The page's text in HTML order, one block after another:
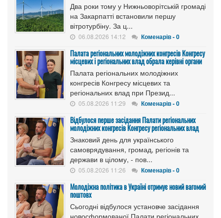
Два роки тому у Нижньоворітській громаді
на Закарпатті встановили першу
вітротурбіну. За ц...
06.08.2026 14:12 Коменарів - 0
Палата регіональних молодіжних конгресів Конгресу
місцевих і регіональних влад обрала керівні органи
Палата регіональних молодіжних
конгресів Конгресу місцевих та
регіональних влад при Презид...
05.08.2026 11:29 Коменарів - 0
Відбулося перше засідання Палати регіональних
молодіжних конгресів Конгресу регіональних влад
Знаковий день для українського
самоврядування, громад, регіонів та
держави в цілому, - пов...
05.08.2026 11:26 Коменарів - 0
Молодіжна політика в Україні отримує новий вагомий
поштовх
Сьогодні відбулося установче засідання
новосформованої Палати регіональних